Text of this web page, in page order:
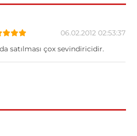
06.02.2012 02:53:37
satılması çox sevindiricidir.